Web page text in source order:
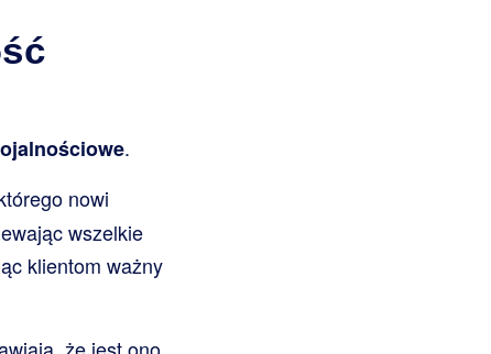
.
nowi
wszelkie
klientom ważny
że jest ono